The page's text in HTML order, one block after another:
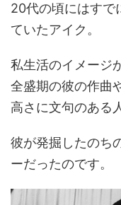
20代の頃にはすで
ていたアイク。
私生活のイメージ
全盛期の彼の作曲
高さに文句のある
彼が発掘したのち
ーだったのです。